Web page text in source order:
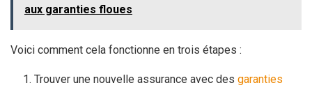
aux garanties floues
Voici comment cela fonctionne en trois étapes :
Trouver une nouvelle assurance avec desgaranties